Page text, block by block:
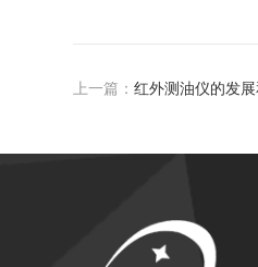
上一篇：红外测油仪的发展